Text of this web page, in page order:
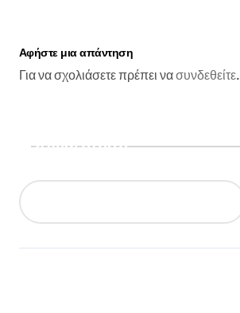
Αφήστε μια απάντηση
Για να σχολιάσετε πρέπει νασυνδεθείτε.
Αναζήτηση